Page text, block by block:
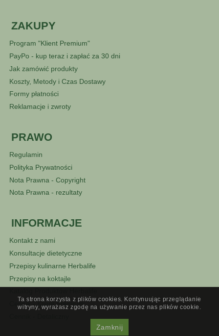
ZAKUPY
Program "Klient Premium"
PayPo - kup teraz i zapłać za 30 dni
Jak zamówić produkty
Koszty, Metody i Czas Dostawy
Formy płatności
Reklamacje i zwroty
PRAWO
Regulamin
Polityka Prywatności
Nota Prawna - Copyright
Nota Prawna - rezultaty
INFORMACJE
Kontakt z nami
Konsultacje dietetyczne
Przepisy kulinarne Herbalife
Przepisy na koktajle
Cennik - Klient Premium
Ta strona korzysta z plików cookies. Kontynuując przeglądanie
witryny, wyrażasz zgodę na używanie przez nas plików cookie.
Zamknij